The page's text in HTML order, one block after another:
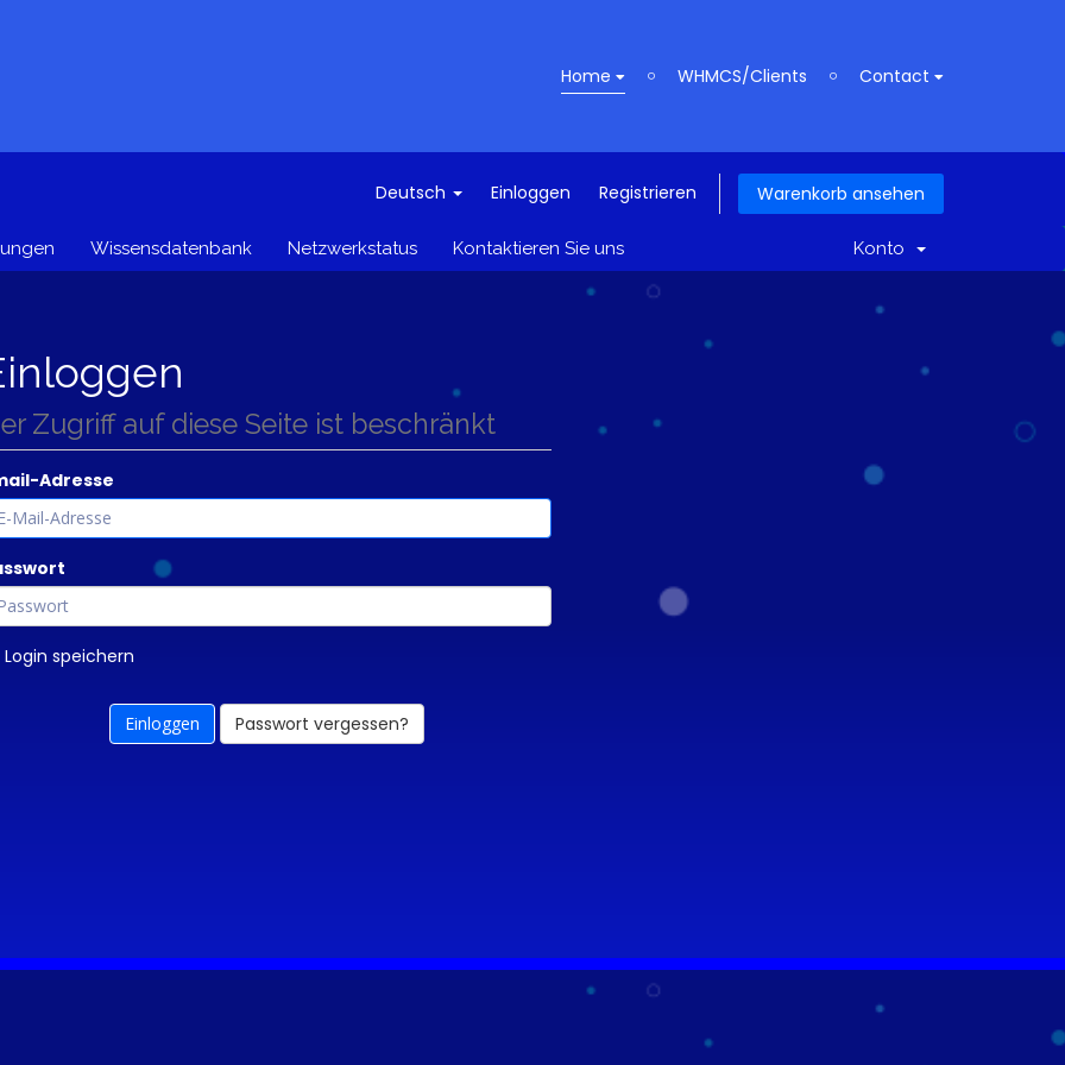
Home WHMCS/Clients Contact
Deutsch Einloggen Registrieren Warenkorb ansehen
Wissensdatenbank Netzwerkstatus Kontaktieren Sie uns Konto
Zugriff auf diese Seite ist beschränkt
Adresse
Login speichern
Passwort vergessen?